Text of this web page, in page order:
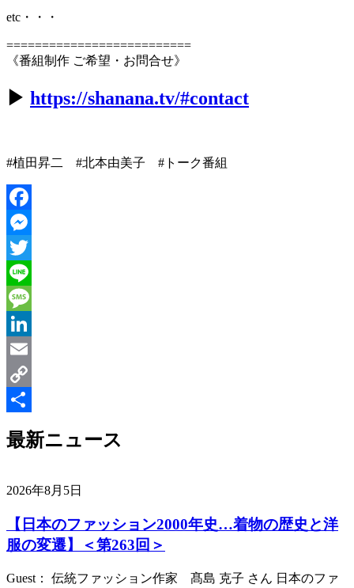
etc・・・
==========================
《番組制作 ご希望・お問合せ》
▶︎ https://shanana.tv/#contact
#植田昇二 #北本由美子 #トーク番組
最新ニュース
2026年8月5日
【日本のファッション2000年史…着物の歴史と洋
服の変遷】＜第263回＞
Guest： 伝統ファッション作家 髙島 克子 さん 日本のファ